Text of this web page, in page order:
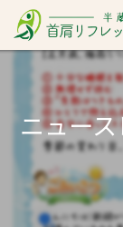
ニュー